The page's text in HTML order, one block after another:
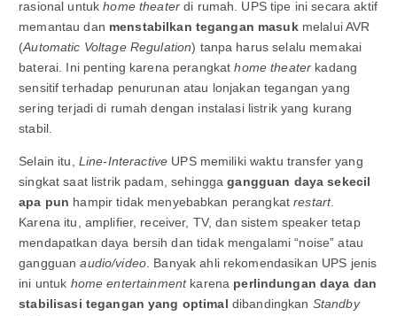
rasional untukhome theaterdi rumah. UPS tipe ini secara aktif
memantau dan menstabilkan tegangan masukmelalui AVR
(Automatic Voltage Regulation) tanpa harus selalu memakai
baterai. Ini penting karena perangkathome theater kadang
sensitif terhadap penurunan atau lonjakan tegangan yang
sering terjadi di rumah dengan instalasi listrik yang kurang
stabil.
Selain itu, Line-Interactive UPS memiliki waktu transfer yang
singkat saat listrik padam, sehinggagangguan daya sekecil
apa pun hampir tidak menyebabkan perangkatrestart.
Karena itu, amplifier, receiver, TV, dan sistem speaker tetap
mendapatkan daya bersih dan tidak mengalami “noise” atau
gangguanaudio/video. Banyak ahli rekomendasikan UPS jenis
ini untuk home entertainmentkarena perlindungan daya dan
stabilisasi tegangan yang optimal dibandingkan Standby